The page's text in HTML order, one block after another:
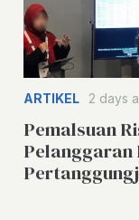
ARTIKEL 2 days
Pemalsuan
Pelanggaran